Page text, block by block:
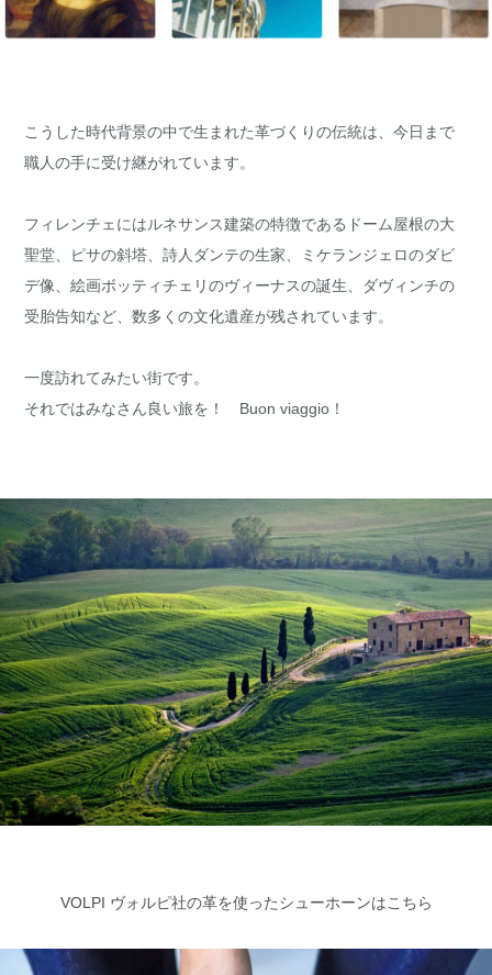
こうした時代背景の中で生まれた革づくりの伝統は、今日まで
職人の手に受け継がれています。
フィレンチェにはルネサンス建築の特徴であるドーム屋根の大
聖堂、ピサの斜塔、詩人ダンテの生家、ミケランジェロのダビ
デ像、絵画ボッティチェリのヴィーナスの誕生、ダヴィンチの
受胎告知など、数多くの文化遺産が残されています。
一度訪れてみたい街です。
それではみなさん良い旅を！ Buon viaggio！
VOLPI ヴォルピ社の革を使ったシューホーンはこちら